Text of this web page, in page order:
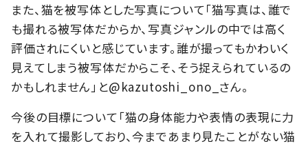
また、猫を被写体とした写真について「猫写真は、誰で
も撮れる被写体だからか、写真ジャンルの中では高く
評価されにくいと感じています。誰が撮ってもかわいく
見えてしまう被写体だからこそ、そう捉えられているの
かもしれません」と@kazutoshi_ono_さん。
今後の目標について「猫の身体能力や表情の表現に力
を入れて撮影しており、今まであまり見たことがない猫